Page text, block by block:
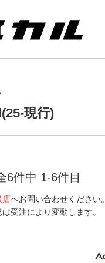
現行)
6件中 1-6件目
店へお問い合わせください。
受注により変動します。